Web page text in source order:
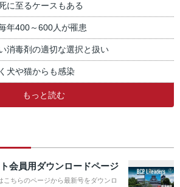
に至るケースもある
年400～600人が罹患
消毒剤の適切な選択と扱い
犬や猫からも感染
もっと読む
会員用ダウンロードページ
こちらのページから最新号をダウンロ